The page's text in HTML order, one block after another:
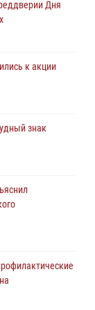
в акции
экипажи
личного
Дня
к акции
знак